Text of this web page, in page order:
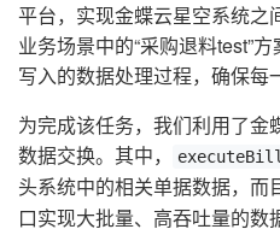
平台，实现金蝶云星空系统之
业务场景中的“采购退料test”
写入的数据处理过程，确保每
为完成该任务，我们利用了
数据交换。其中，
头系统中的相关单据数据，而
口实现大批量、高吞吐量的数